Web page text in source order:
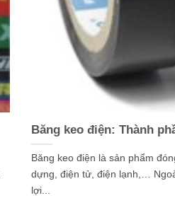
Băng keo điện: Thành
Băng keo điện là sản phẩm
dựng, điện tử, điện lạnh,…
lợi...